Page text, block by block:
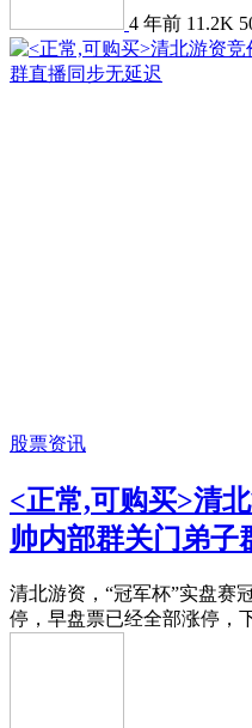
4 年前 11.2K
股票资讯
<正常,可购买>清
帅内部群关门弟子
清北游资，“冠军杯”实盘赛
停，早盘票已经全部涨停，